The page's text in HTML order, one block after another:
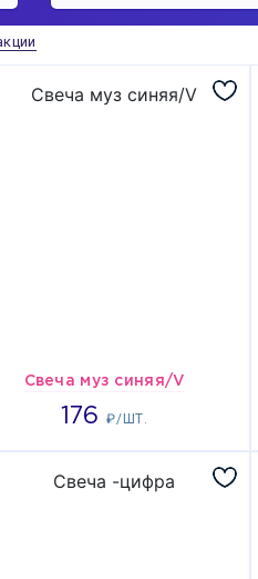
Свеча муз синяя/V
176₽/ШТ.
176